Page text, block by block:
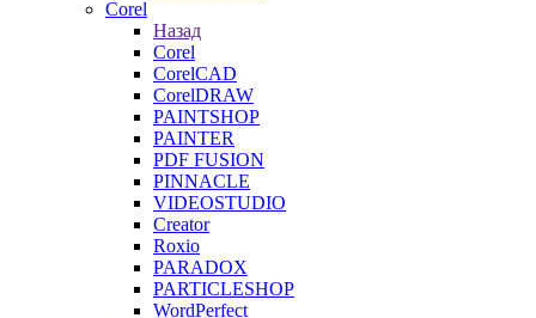
Corel
Назад
Corel
CorelCAD
CorelDRAW
PAINTSHOP
PAINTER
PDF FUSION
PINNACLE
VIDEOSTUDIO
Creator
Roxio
PARADOX
PARTICLESHOP
WordPerfect